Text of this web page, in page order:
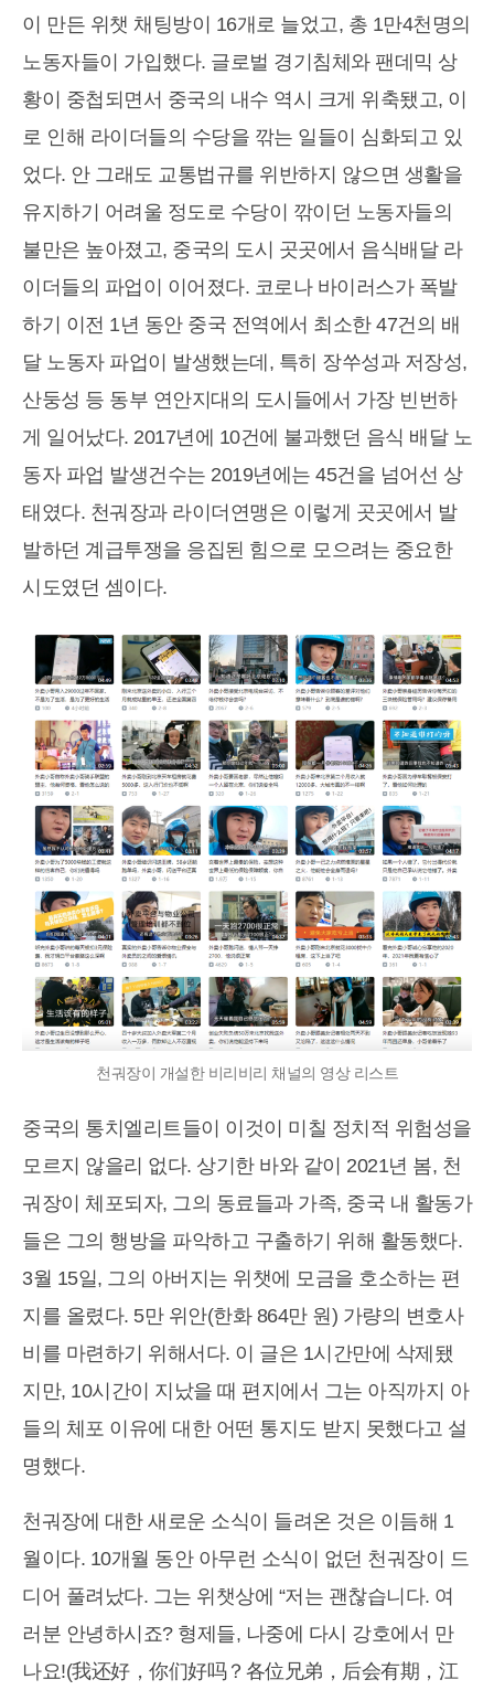
이 만든 위챗 채팅방이 16개로 늘었고, 총 1만4천명의
노동자들이 가입했다. 글로벌 경기침체와 팬데믹 상
황이 중첩되면서 중국의 내수 역시 크게 위축됐고, 이
로 인해 라이더들의 수당을 깎는 일들이 심화되고 있
었다. 안 그래도 교통법규를 위반하지 않으면 생활을
유지하기 어려울 정도로 수당이 깎이던 노동자들의
불만은 높아졌고, 중국의 도시 곳곳에서 음식배달 라
이더들의 파업이 이어졌다. 코로나 바이러스가 폭발
하기 이전 1년 동안 중국 전역에서 최소한 47건의 배
달 노동자 파업이 발생했는데, 특히 장쑤성과 저장성,
산둥성 등 동부 연안지대의 도시들에서 가장 빈번하
게 일어났다. 2017년에 10건에 불과했던 음식 배달 노
동자 파업 발생건수는 2019년에는 45건을 넘어선 상
태였다. 천궈장과 라이더연맹은 이렇게 곳곳에서 발
발하던 계급투쟁을 응집된 힘으로 모으려는 중요한
시도였던 셈이다.
천궈장이 개설한 비리비리 채널의 영상 리스트
중국의 통치엘리트들이 이것이 미칠 정치적 위험성을
모르지 않을리 없다. 상기한 바와 같이 2021년 봄, 천
궈장이 체포되자, 그의 동료들과 가족, 중국 내 활동가
들은 그의 행방을 파악하고 구출하기 위해 활동했다.
3월 15일, 그의 아버지는 위챗에 모금을 호소하는 편
지를 올렸다. 5만 위안(한화 864만 원) 가량의 변호사
비를 마련하기 위해서다. 이 글은 1시간만에 삭제됐
지만, 10시간이 지났을 때 편지에서 그는 아직까지 아
들의 체포 이유에 대한 어떤 통지도 받지 못했다고 설
명했다.
천궈장에 대한 새로운 소식이 들려온 것은 이듬해 1
월이다. 10개월 동안 아무런 소식이 없던 천궈장이 드
디어 풀려났다. 그는 위챗상에 “저는 괜찮습니다. 여
러분 안녕하시죠? 형제들, 나중에 다시 강호에서 만
나요!(我还好，你们好吗？各位兄弟，后会有期，江